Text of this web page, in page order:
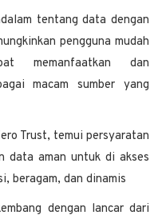
tentang data dengan
pengguna mudah
memanfaatkan dan
macam sumber yang
Trust, temui persyaratan
data aman untuk di akses
beragam, dan dinamis
dengan lancar dari